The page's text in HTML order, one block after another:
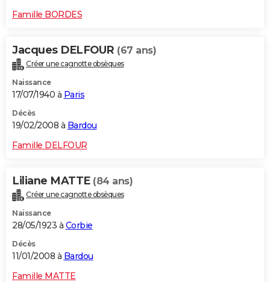
Famille BORDES
Jacques DELFOUR (67 ans)
Créer une cagnotte obsèques
Naissance
17/07/1940 à Paris
Décès
19/02/2008 à Bardou
Famille DELFOUR
Liliane MATTE (84 ans)
Créer une cagnotte obsèques
Naissance
28/05/1923 à Corbie
Décès
11/01/2008 à Bardou
Famille MATTE